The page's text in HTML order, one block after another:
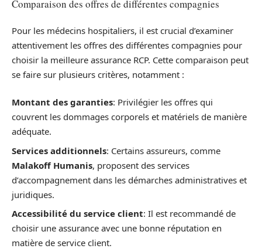
Comparaison des offres de différentes compagnies
Pour les médecins hospitaliers, il est crucial d’examiner
attentivement les offres des différentes compagnies pour
choisir la meilleure assurance RCP. Cette comparaison peut
se faire sur plusieurs critères, notamment :
Montant des garanties: Privilégier les offres qui
couvrent les dommages corporels et matériels de manière
adéquate.
Services additionnels: Certains assureurs, comme
Malakoff Humanis, proposent des services
d’accompagnement dans les démarches administratives et
juridiques.
Accessibilité du service client: Il est recommandé de
choisir une assurance avec une bonne réputation en
matière de service client.